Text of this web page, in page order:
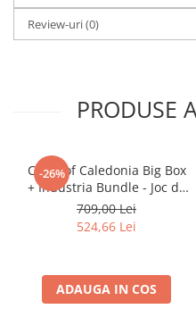
Retro Arcade – Jocuri,
Accesorii Clasice
Trading Card Games
DragonBallZ
Accesorii TCG
Review-uri(0)
PRODUSE
-26%
Clans of Caledonia Big Box
+ Industria Bundle - Joc de
Societate Strategic
709,00 Lei
524,66 Lei
ADAUGA IN COS